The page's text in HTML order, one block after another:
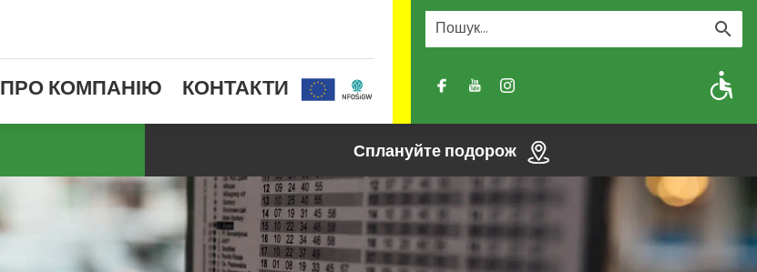
ПРО КОМПАНІЮ КОНТАКТИ A- A A+
Сплануйте подорож